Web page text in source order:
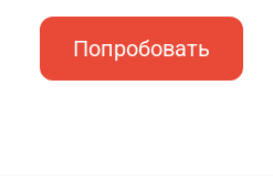
Попробовать